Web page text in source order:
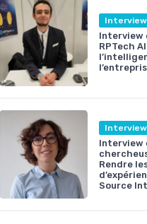
Interview
Interview
RPTech
Interview
Interview
Rendre
Source